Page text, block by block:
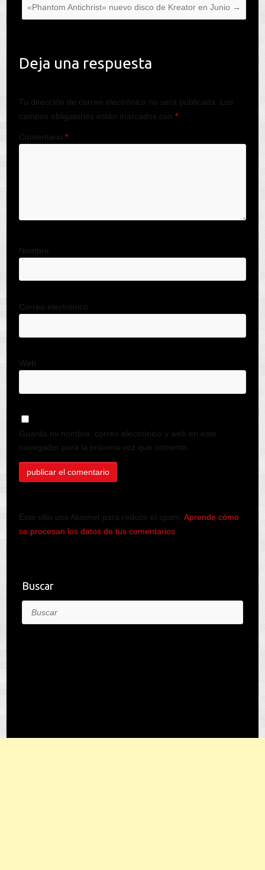
«Phantom Antichrist» nuevo disco de Kreator en Junio →
Deja una respuesta
Tu dirección de correo electrónico no será publicada.
Los
campos obligatorios están marcados con *
Comentario *
Nombre
Correo electrónico
Web
Guarda mi nombre, correo electrónico y web en este
navegador para la próxima vez que comente.
Este sitio usa Akismet para reducir el spam. Aprende cómo
se procesan los datos de tus comentarios.
Buscar
Buscar